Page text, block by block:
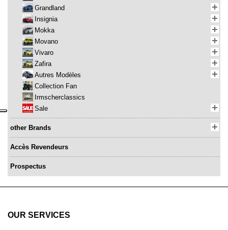
Grandland
Insignia
Mokka
Movano
Vivaro
Zafira
Autres Modèles
Collection Fan
Irmscherclassics
Sale
other Brands
Accès Revendeurs
Prospectus
OUR SERVICES